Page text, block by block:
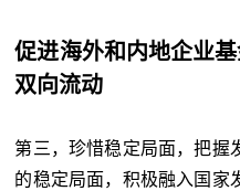
促进海外和内地企业
双向流动
第三，珍惜稳定局面，把握
的稳定局面，积极融入国家